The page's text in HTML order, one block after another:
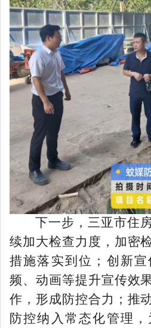
下一步，三亚市住
续加大检查力度，加密
措施落实到位；创新
频、动画等提升宣传效
作，形成防控合力；推
防控纳入常态化管理